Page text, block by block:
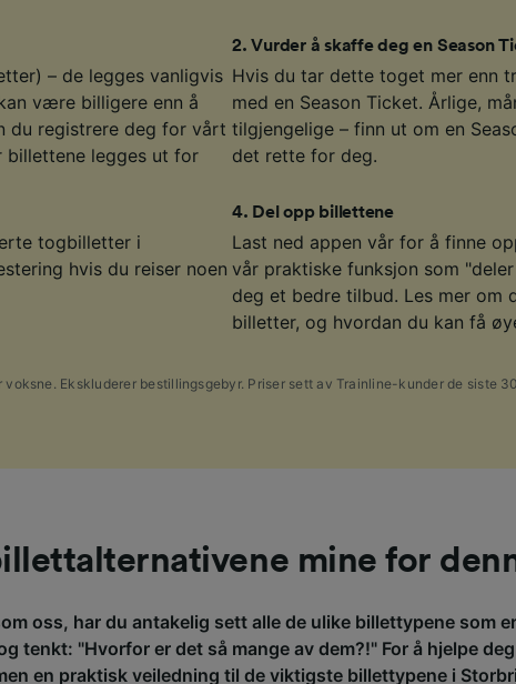
– de legges vanligvis
være billigere enn å
du registrere deg for vårt
billettene legges ut for
2.Vurder å skaffe deg en Season
Hvis du tar dette toget mer enn
med en Season Ticket. Årlige,
tilgjengelige – finn ut om en
det rette for deg.
togbilletter i
hvis du reiser noen
4. Del opp billettene
Last ned appen vår for å finne
vår praktiske funksjon som
deg et bedre tilbud. Les mer om
billetter, og hvordan du kan få
Ekskluderer bestillingsgebyr. Priser sett av Trainline-kunder de siste
mine for
oss, har du antakelig sett alle de ulike billettypene som
tenkt: "Hvorfor er det så mange av dem?!" For å hjelpe
en praktisk veiledning til de viktigste billettypene i